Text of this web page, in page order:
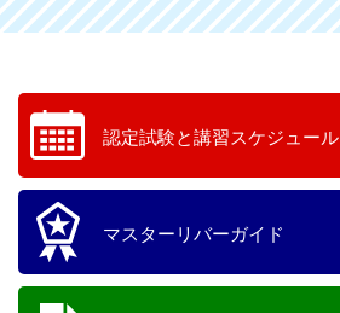
認定試験と講習スケジュール
マスターリバーガイド